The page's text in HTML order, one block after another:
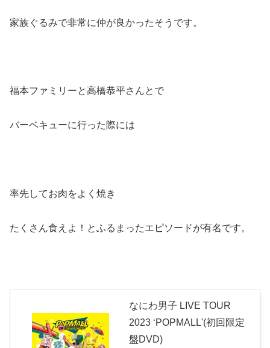
家族ぐるみで非常に仲が良かったそうです。
福本ファミリーと高橋恭平さんとで
バーベキューに行った際には
率先してお肉をよく焼き
たくさん食えよ！とふるまったエピソードが有名です。
なにわ男子 LIVE TOUR
2023 ‘POPMALL'(初回限定
盤DVD)